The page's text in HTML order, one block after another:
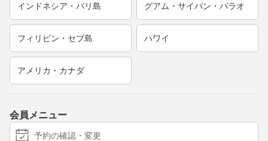
インドネシア・バリ島 グアム・サイパン・パラオ
フィリピン・セブ島 ハワイ
アメリカ・カナダ
会員メニュー
予約の確認・変更